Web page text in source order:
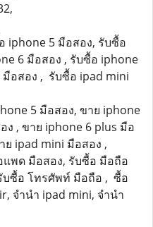
iphone 5 มือสอง, รับซื้อ
6 มือสอง , รับซื้อ iphone
อสอง , รับซื้อ ipad mini
5 มือสอง, ขาย iphone
ง , ขาย iphone 6 plus มือ
ipad mini มือสอง ,
พด มือสอง, รับซื้อ มือถือ
บซื้อ โทรศัพท์ มือถือ , ซื้อ
จำนำ ipad mini, จำนำ